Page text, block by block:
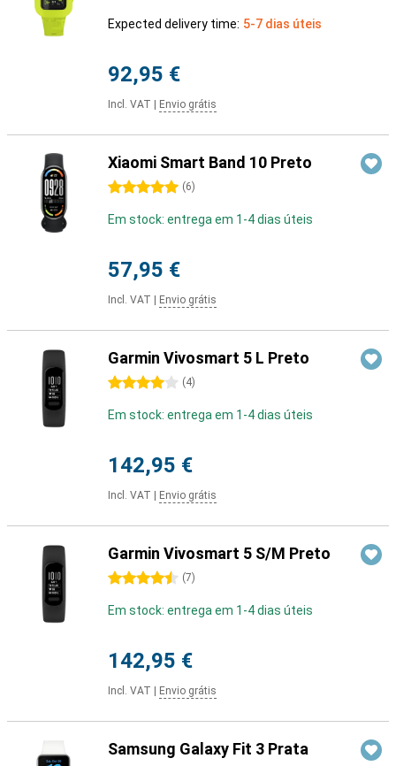
Expected delivery time: 5-7 dias úteis
92,95 €
Incl. VAT Envio grátis
Xiaomi Smart Band 10 Preto
5 stars (6)
Em stock: entrega em 1-4 dias úteis
57,95 €
Incl. VAT Envio grátis
Garmin Vivosmart 5 L Preto
4 stars (4)
Em stock: entrega em 1-4 dias úteis
142,95 €
Incl. VAT Envio grátis
Garmin Vivosmart 5 S/M Preto
4.5 stars (7)
Em stock: entrega em 1-4 dias úteis
142,95 €
Incl. VAT Envio grátis
Samsung Galaxy Fit 3 Prata